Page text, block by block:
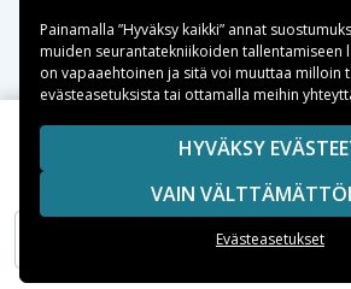
LISÄÄ
Toimitusvaihtoehdot
Copyright © 2026, Spares
SIVULLA MAINITUT TAVARAMERKIT
OMAISUUTTA.
Painamalla ”Hyväksy kaikki” annat
muiden seurantatekniikoiden tallentamiseen
on vapaaehtoinen ja sitä voi muuttaa milloin
evästeasetuksista tai ottamalla meihin
HYVÄKSY
VAIN
Evästeasetukset